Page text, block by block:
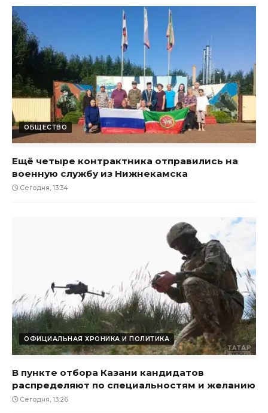
ОБЩЕСТВО
Ещё четыре контрактника отправились на
военную службу из Нижнекамска
Сегодня, 13:34
ОФИЦИАЛЬНАЯ ХРОНИКА И ПОЛИТИКА
В пункте отбора Казани кандидатов
распределяют по специальностям и желанию
Сегодня, 13:26